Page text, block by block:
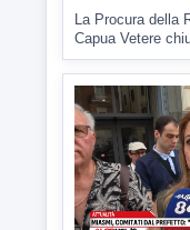
6 AGOSTO 2026
"Sistema
CV chiede
La Procura della
Capua Vetere